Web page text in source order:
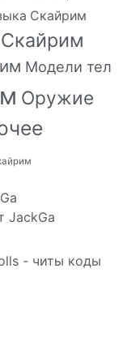
Скайрим
Модели тел
Оружие
JackGa